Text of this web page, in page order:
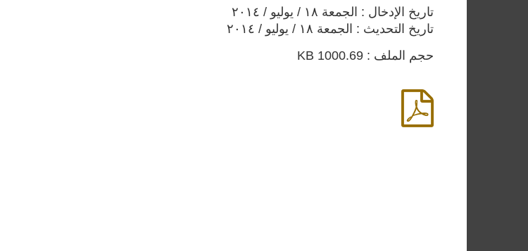
تاريخ الإدخال : الجمعة ١٨ / يوليو / ٢٠١٤
تاريخ التحديث : الجمعة ١٨ / يوليو / ٢٠١٤
حجم الملف : 1000.69 KB